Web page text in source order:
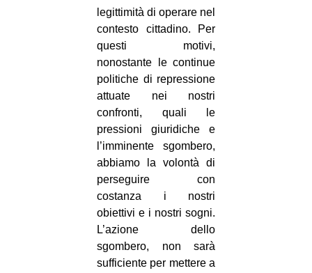
legittimità di operare nel
contesto cittadino. Per
questi motivi,
nonostante le continue
politiche di repressione
attuate nei nostri
confronti, quali le
pressioni giuridiche e
l’imminente sgombero,
abbiamo la volontà di
perseguire con
costanza i nostri
obiettivi e i nostri sogni.
L’azione dello
sgombero, non sarà
sufficiente per mettere a